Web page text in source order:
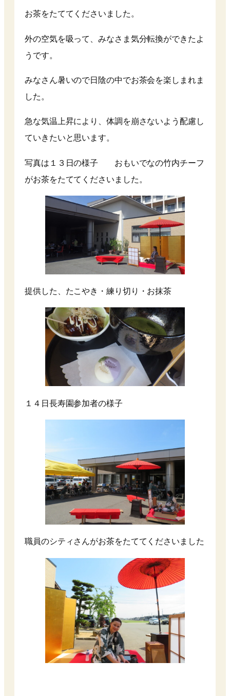
お茶をたててくださいました。
外の空気を吸って、みなさま気分転換ができたよ
うです。
みなさん暑いので日陰の中でお茶会を楽しまれま
した。
急な気温上昇により、体調を崩さないよう配慮し
ていきたいと思います。
写真は１３日の様子 おもいでなの竹内チーフ
がお茶をたててくださいました。
提供した、たこやき・練り切り・お抹茶
１４日長寿園参加者の様子
職員のシティさんがお茶をたててくださいました